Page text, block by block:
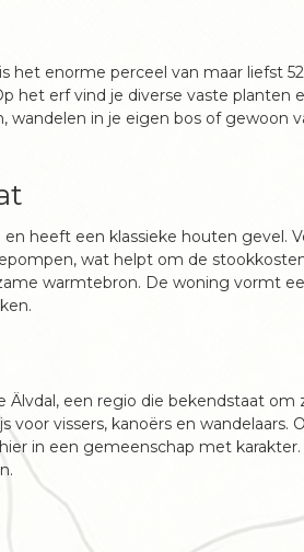
het enorme perceel van maar liefst
het erf vind je diverse vaste planten
wandelen in je eigen bos of
en heeft een klassieke houten gevel.
wat helpt om de
warmtebron. De woning vormt
Älvdal, een regio die bekendstaat
voor vissers, kanoërs en
in een gemeenschap met